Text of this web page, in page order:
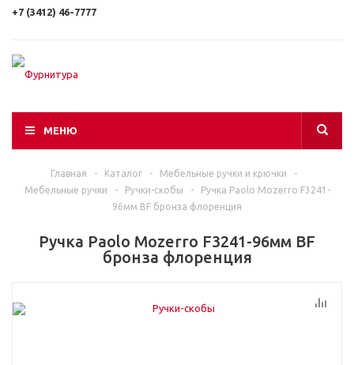
+7 (3412) 46-7777
МЕНЮ
Главная - Каталог - Мебельные ручки и крючки
-
Мебельные ручки
- Ручки-скобы -
Ручка Paolo Mozerro F3241-
96мм BF бронза флоренция
Ручка Paolo Mozerro F3241-96мм BF
бронза флоренция